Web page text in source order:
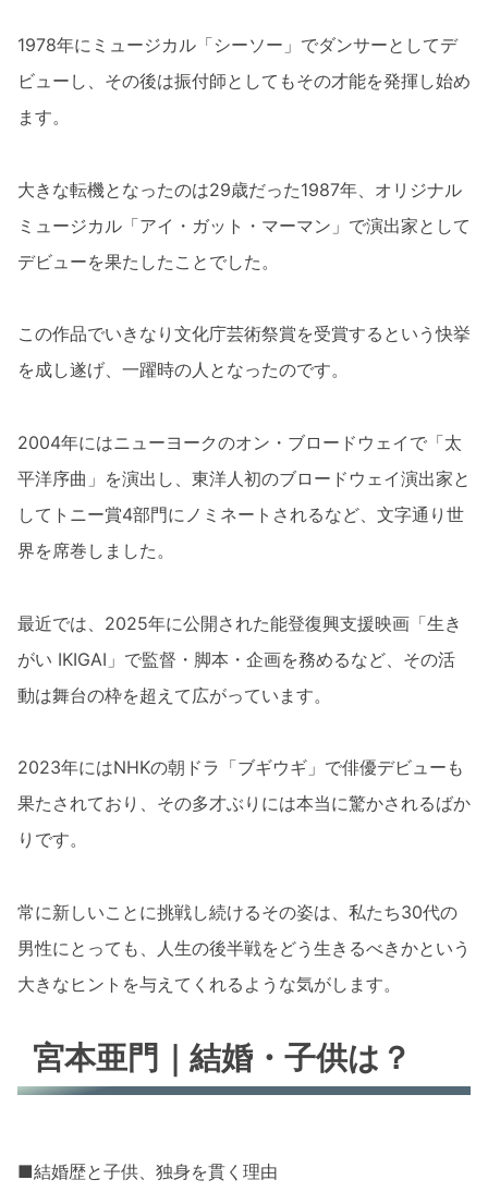
1978年にミュージカル「シーソー」でダンサーとしてデ
ビューし、その後は振付師としてもその才能を発揮し始め
ます。
大きな転機となったのは29歳だった1987年、オリジナル
ミュージカル「アイ・ガット・マーマン」で演出家として
デビューを果たしたことでした。
この作品でいきなり文化庁芸術祭賞を受賞するという快挙
を成し遂げ、一躍時の人となったのです。
2004年にはニューヨークのオン・ブロードウェイで「太
平洋序曲」を演出し、東洋人初のブロードウェイ演出家と
してトニー賞4部門にノミネートされるなど、文字通り世
界を席巻しました。
最近では、2025年に公開された能登復興支援映画「生き
がい IKIGAI」で監督・脚本・企画を務めるなど、その活
動は舞台の枠を超えて広がっています。
2023年にはNHKの朝ドラ「ブギウギ」で俳優デビューも
果たされており、その多才ぶりには本当に驚かされるばか
りです。
常に新しいことに挑戦し続けるその姿は、私たち30代の
男性にとっても、人生の後半戦をどう生きるべきかという
大きなヒントを与えてくれるような気がします。
宮本亜門｜結婚・子供は？
■結婚歴と子供、独身を貫く理由